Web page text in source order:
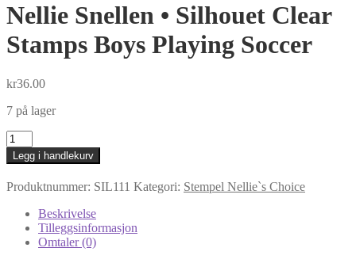
Nellie Snellen • Silhouet Clear
Stamps Boys Playing Soccer
kr36.00
7 på lager
Nellie
Snellen
•
Silhouet
Clear
Stamps
Playing
Soccer
Legg i handlekurv
Produktnummer: SIL111 Kategori: Stempel Nellie`s Choice
Beskrivelse
Tilleggsinformasjon
Omtaler (0)